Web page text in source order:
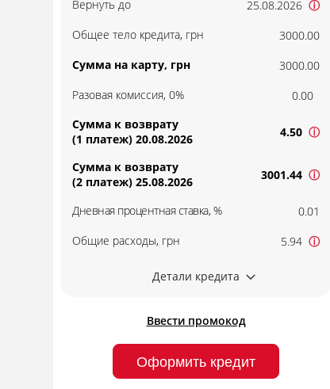
Вернуть до
25.08.2026 ⓘ
Общее тело кредита, грн
3000.00
Сумма на карту, грн
3000.00
Разовая комиссия, 0%
0.00
Сумма к возврату
(1 платеж) 20.08.2026
4.50 ⓘ
Сумма к возврату
(2 платеж) 25.08.2026
3001.44 ⓘ
Дневная процентная ставка, %
0.01
Общие расходы, грн
5.94 ⓘ
Детали кредита
Ввести промокод
Оформить кредит